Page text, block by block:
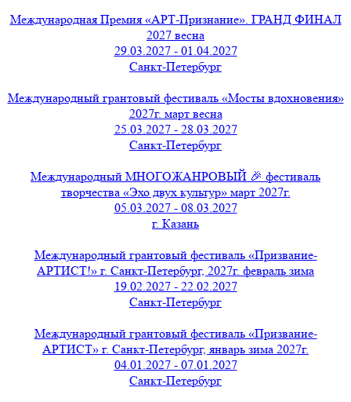
Международная Премия «АРТ-Признание». ГРАНД ФИНАЛ
2027 весна
29.03.2027 - 01.04.2027
Санкт-Петербург
Международный грантовый фестиваль «Мосты вдохновения»
2027г. март весна
25.03.2027 - 28.03.2027
Санкт-Петербург
Международный МНОГОЖАНРОВЫЙ 🎉 фестиваль
творчества «Эхо двух культур» март 2027г.
05.03.2027 - 08.03.2027
г. Казань
Международный грантовый фестиваль «Призвание-
АРТИСТ!» г. Санкт-Петербург, 2027г. февраль зима
19.02.2027 - 22.02.2027
Санкт-Петербург
Международный грантовый фестиваль «Призвание-
АРТИСТ» г. Санкт-Петербург, январь зима 2027г.
04.01.2027 - 07.01.2027
Санкт-Петербург